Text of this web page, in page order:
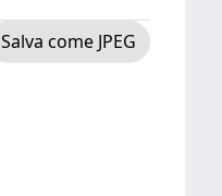
Salva come JPEG